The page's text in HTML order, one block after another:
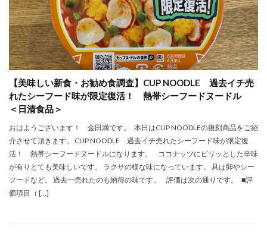
【美味しい新食・お勧め食調査】CUP NOODLE 過去イチ売
れたシーフード味が限定復活！ 熱帯シーフードヌードル
＜日清食品＞
おはようございます！ 金田満です。 本日はCUP NOODLEの復刻商品をご紹
介させて頂きます。 CUP NOODLE 過去イチ売れたシーフード味が限定復
活！ 熱帯シーフードヌードルになります。 ココナッツにピリッとした辛味
が有りとても美味しいです。 ラクサの様な味になっています。 具は卵やシー
フードなど。 過去一売れたのも納得の味です。 評価は次の通りです。 ■評
価項目（ […]